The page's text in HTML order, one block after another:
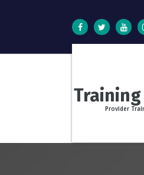
Provider